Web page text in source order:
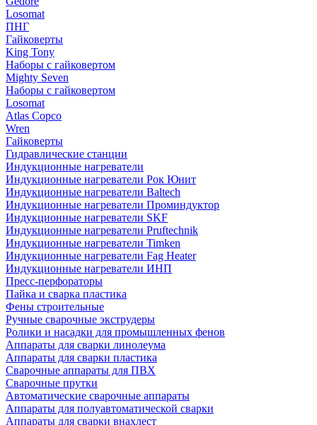
Losomat
ПНГ
Гайковерты
King Tony
Наборы с гайковертом
Mighty Seven
Наборы с гайковертом
Losomat
Atlas Copco
Wren
Гайковерты
Гидравлические станции
Индукционные нагреватели
Индукционные нагреватели Рок Юнит
Индукционные нагреватели Baltech
Индукционные нагреватели Проминдуктор
Индукционные нагреватели SKF
Индукционные нагреватели Pruftechnik
Индукционные нагреватели Timken
Индукционные нагреватели Fag Heater
Индукционные нагреватели ИНП
Пресс-перфораторы
Пайка и сварка пластика
Фены строительные
Ручные сварочные экструдеры
Ролики и насадки для промышленных фенов
Аппараты для сварки линолеума
Аппараты для сварки пластика
Сварочные аппараты для ПВХ
Сварочные прутки
Автоматические сварочные аппараты
Аппараты для полуавтоматической сварки
Аппараты для сварки внахлест